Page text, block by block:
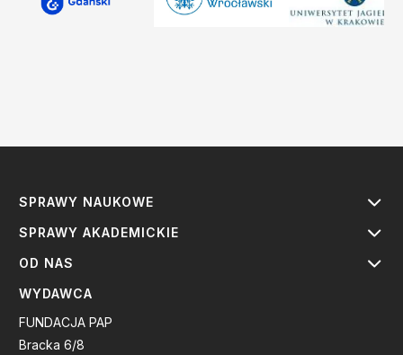
SPRAWY NAUKOWE
SPRAWY AKADEMICKIE
OD NAS
WYDAWCA
FUNDACJA PAP
Bracka 6/8